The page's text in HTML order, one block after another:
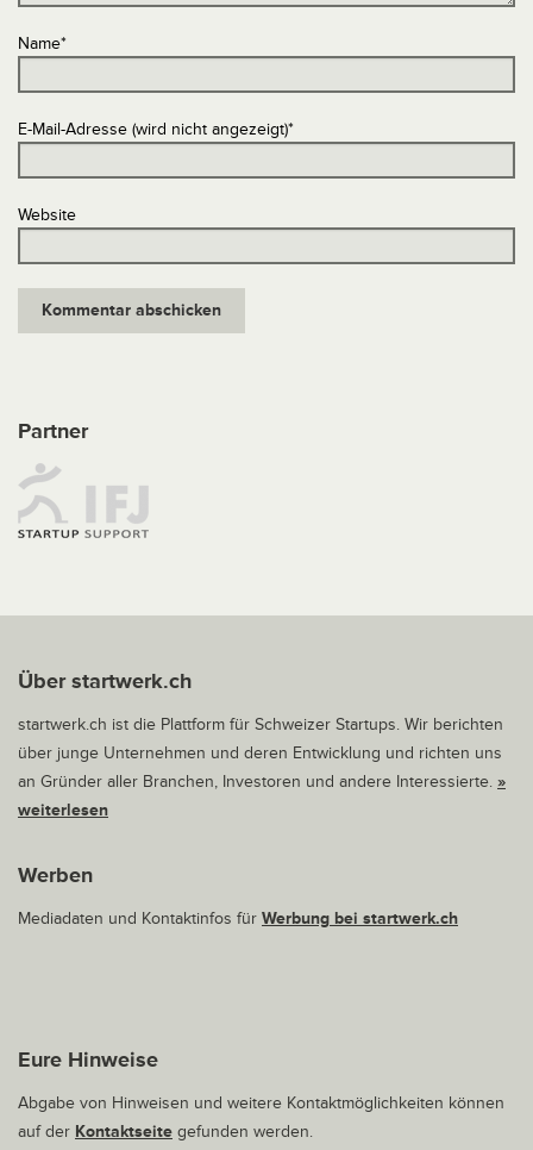
Name*
E-Mail-Adresse (wird nicht angezeigt)*
Website
Partner
Über startwerk.ch
startwerk.ch ist die Plattform für Schweizer Startups. Wir berichten
über junge Unternehmen und deren Entwicklung und richten uns
an Gründer aller Branchen, Investoren und andere Interessierte. »
weiterlesen
Werben
Mediadaten und Kontaktinfos für Werbung bei startwerk.ch
Eure Hinweise
Abgabe von Hinweisen und weitere Kontaktmöglichkeiten können
auf der Kontaktseite gefunden werden.